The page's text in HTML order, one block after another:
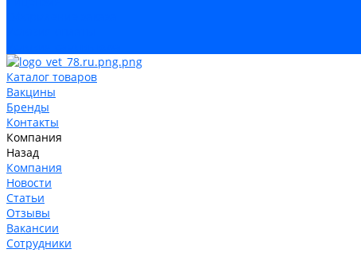
Каталог товаров
Вакцины
Бренды
Контакты
Компания
Назад
Компания
Новости
Статьи
Отзывы
Вакансии
Сотрудники